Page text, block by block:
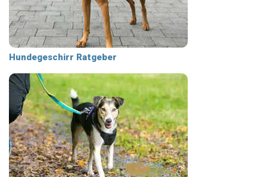
Hundegeschirr Ratgeber